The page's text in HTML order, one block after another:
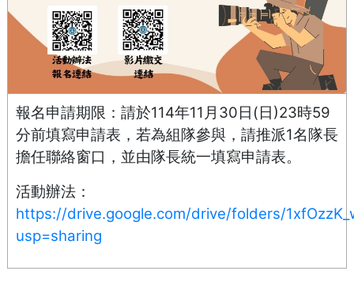
報名申請期限：請於114年11 月 30日 (日)23時59
分前填寫申請表，若為組隊參與，請推派1名隊長
擔任聯絡窗口，並由隊長統一填寫申請表。
活動辦法：
https://drive.google.com/drive/folders/
usp=sharing